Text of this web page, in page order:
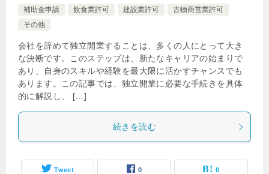
補助金申請
飲食業許可 建設業許可
古物商営業許可
その他
会社を辞めて独立開業することは、多くの人にとって大き
な決断です。このステップは、新たなキャリアの始まりで
あり、自身のスキルや経験を最大限に活かすチャンスでも
あります。この記事では、独立開業に必要な手続きを具体
的に解説し、 […]
続きを読む
Tweet 0 0